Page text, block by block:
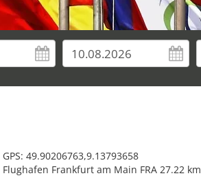
GPS: 49.90206763,9.13793658
Flughafen Frankfurt am Main FRA 27.22 km